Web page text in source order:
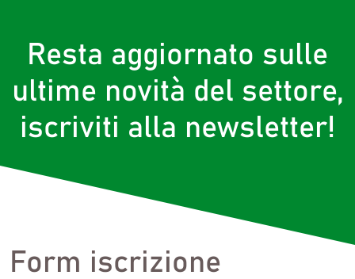
Resta aggiornato sulle
ultime novità del settore,
iscriviti alla newsletter!
Form iscrizione